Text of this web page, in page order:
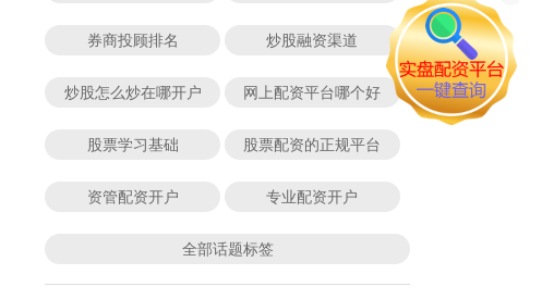
券商投顾排名 炒股融资渠道
炒股怎么炒在哪开户 网上配资平台哪个好
股票学习基础 股票配资的正规平台
资管配资开户 专业配资开户
全部话题标签